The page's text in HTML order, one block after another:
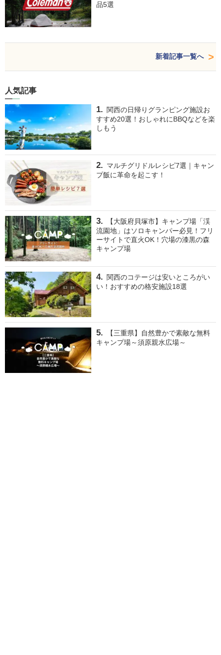
品5選
新着記事一覧へ
人気記事
関西の日帰りグランピング施設お
すすめ20選！おしゃれにBBQなどを楽
しもう
マルチグリドルレシピ7選｜キャン
プ飯に革命を起こす！
【大阪府貝塚市】キャンプ場「渓
流園地」はソロキャンパー必見！フリ
ーサイトで直火OK！穴場の漆黒の森
キャンプ場
関西のコテージは安いところがい
い！おすすめの格安施設18選
【三重県】自然豊かで素敵な無料
キャンプ場～須原親水広場～